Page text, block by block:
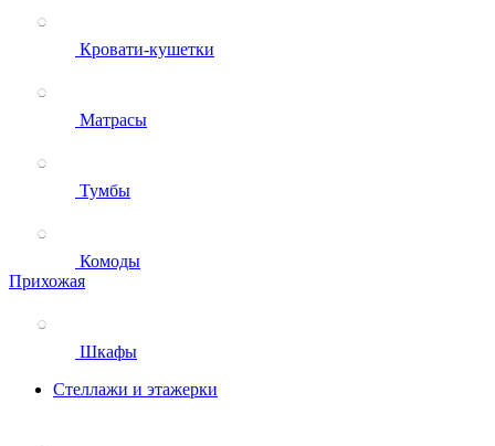
Кровати-кушетки
Матрасы
Тумбы
Комоды
Прихожая
Шкафы
Стеллажи и этажерки